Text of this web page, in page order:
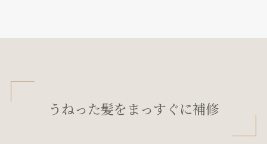
うねった髪をまっすぐに補修